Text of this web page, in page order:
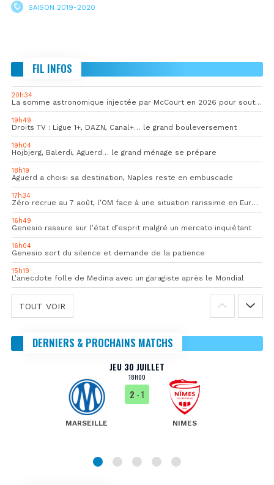
SAISON 2019-2020
FIL INFOS
20h34
La somme astronomique injectée par McCourt en 2026 pour soutenir l’OM
19h49
Droits TV : Ligue 1+, DAZN, Canal+… le grand bouleversement
19h04
Hojbjerg, Balerdi, Aguerd… le grand ménage se prépare
18h19
Aguerd a choisi sa destination, Naples reste en embuscade
17h34
Zéro recrue au 7 août, l’OM face à une situation rarissime en Europe
16h49
Genesio rassure sur l’état d’esprit malgré un mercato inquiétant
16h04
Genesio sort du silence et demande de la patience
15h19
L’anecdote folle de Medina avec un garagiste après le Mondial
TOUT VOIR
DERNIERS & PROCHAINS MATCHS
JEU 30 JUILLET
18H00
MARSEILLE
2 - 1
NIMES